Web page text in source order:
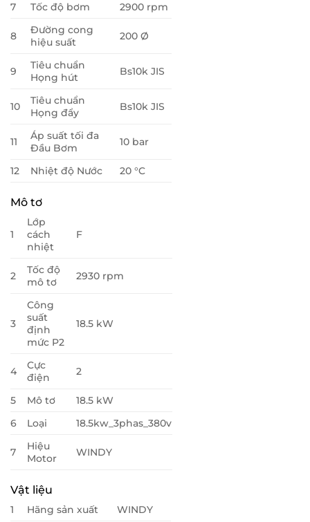
7 Tốc độ bơm 2900 rpm
8
Đường cong
hiệu suất
200 Ø
9
Tiêu chuẩn
Họng hút
Bs10k JIS
10
Tiêu chuẩn
Họng đẩy
Bs10k JIS
11
Áp suất tối đa
Đầu Bơm
10 bar
12 Nhiệt độ Nước 20 °C
Mô tơ
1
Lớp
cách
nhiệt
F
2
Tốc độ
mô tơ
2930 rpm
3
Công
suất
định
mức P2
18.5 kW
4
Cực
điện
2
5 Mô tơ
18.5 kW
6
Loại 18.5kw_3phas_380v
7
Hiệu
Motor
WINDY
Vật liệu
1 Hãng sản xuất WINDY